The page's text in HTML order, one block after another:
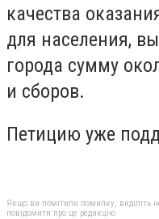
качества
для населения,
города сумму
и сборов.
Петицию уже
Якщо ви помітили помилку, виділіть
повідомити про це редакцію